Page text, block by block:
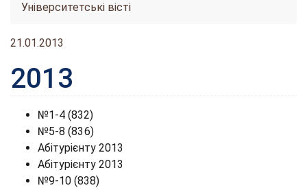
Університетські вісті
21.01.2013
2013
№1-4 (832)
№5-8 (836)
Абітурієнту 2013
Абітурієнту 2013
№9-10 (838)